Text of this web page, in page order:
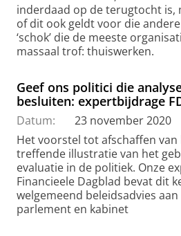
inderdaad op de terugtocht is,
of dit ook geldt voor die
‘schok’ die de meeste
massaal trof: thuiswerken.
Geef ons politici die
besluiten: expertbijdrage
Datum:
23 november 2020
Het voorstel tot afschaffen van
treffende illustratie van het
evaluatie in de politiek. Onze
Financieele Dagblad bevat dit
welgemeend beleidsadvies
parlement en kabinet